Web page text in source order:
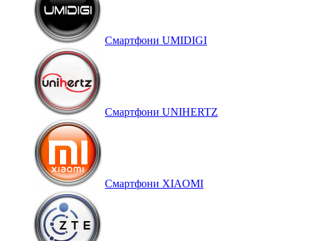
Смартфони UMIDIGI
Смартфони UNIHERTZ
Смартфони XIAOMI